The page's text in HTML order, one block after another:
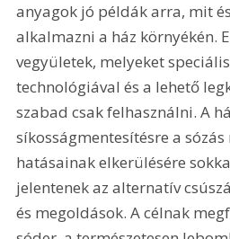
anyagok jó példák arra, mit
alkalmazni a ház környékén.
vegyületek, melyeket
technológiával és a lehető
szabad csak felhasználni. A
síkosságmentesítésre a
hatásainak elkerülésére
jelentenek az alternatív
és megoldások. A célnak